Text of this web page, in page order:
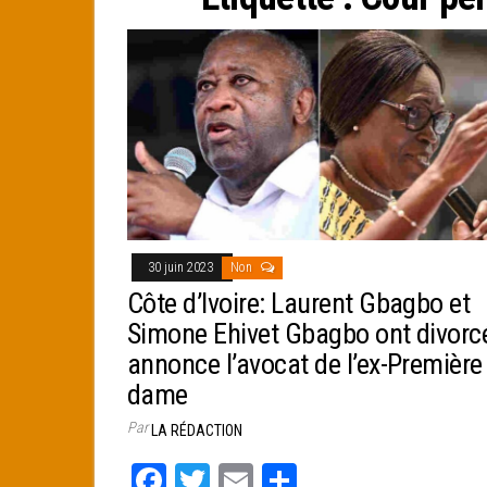
30 juin 2023 Non
Côte d’Ivoire: Laurent Gbagbo et
Simone Ehivet Gbagbo ont
annonce l’avocat de l’ex-Première
dame
ParLA RÉDACTION